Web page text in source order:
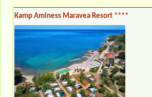
Kamp Aminess Maravea Resort ****